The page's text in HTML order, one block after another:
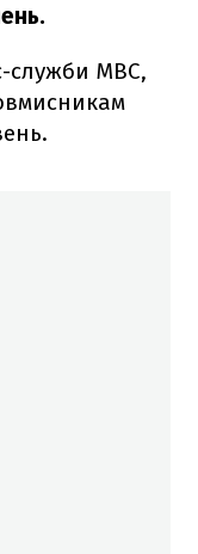
служби МВС,